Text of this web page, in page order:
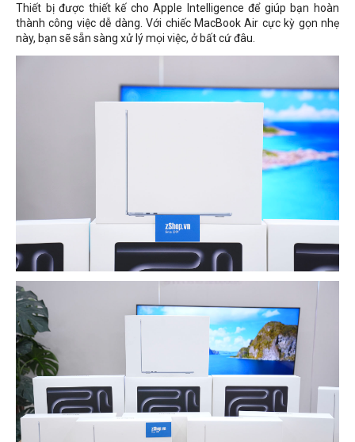
Thiết bị được thiết kế cho Apple Intelligence để giúp bạn hoàn
thành công việc dễ dàng. Với chiếc MacBook Air cực kỳ gọn nhẹ
này, bạn sẽ sẵn sàng xử lý mọi việc, ở bất cứ đâu.